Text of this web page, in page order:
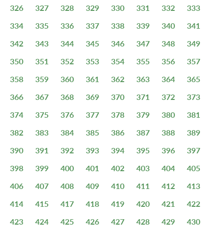
326 327 328 329 330 331 332
333
334
335 336 337 338 339 340
341
342
343 344 345 346 347 348
349
350
351 352 353 354 355 356
357
358
359 360 361 362 363 364
365
366
367 368 369 370 371 372
373
374
375 376 377 378 379 380
381
382
383 384 385 386 387 388
389
390
391 392 393 394 395 396
397
398
399 400 401 402 403 404
405
406
407 408 409 410 411 412
413
414
415 417 418 419 420 421
422
423
424 425 426 427 428 429
430